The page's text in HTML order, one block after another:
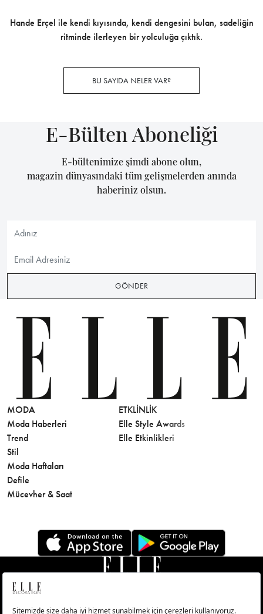
Hande Erçel ile kendi kıyısında, kendi dengesini bulan, sadeliğin
ritminde ilerleyen bir yolculuğa çıktık.
BU SAYIDA NELER VAR?
E-Bülten Aboneliği
E-bültenimize şimdi abone olun,
magazin dünyasındaki tüm gelişmelerden anında
haberiniz olsun.
GÖNDER
MODA
Moda Haberleri
Trend
Stil
Moda Haftaları
Defile
Mücevher & Saat
ETKLINLIK
Elle Style Awards
Elle Etkinlikleri